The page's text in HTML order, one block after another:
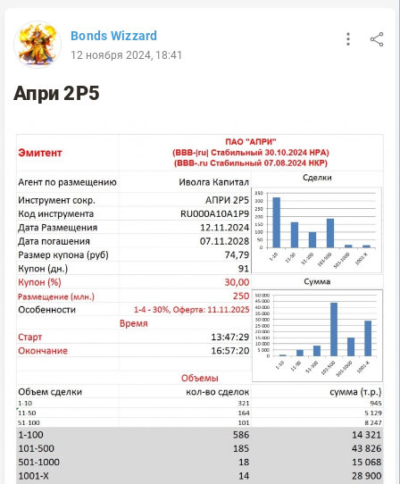
Bonds Wizzard
12 ноября 2024, 18:41
Апри 2Р5